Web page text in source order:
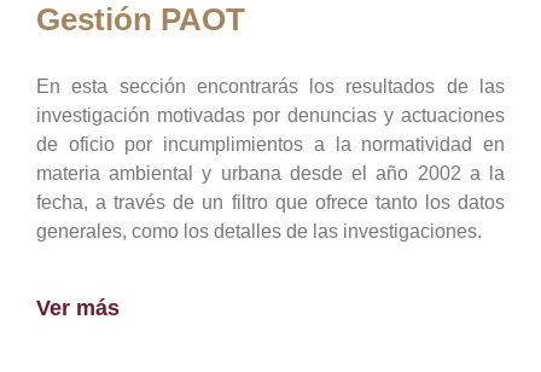
Gestión PAOT
En esta sección encontrarás los resultados de las
investigación motivadas por denuncias y actuaciones
de oficio por incumplimientos a la normatividad en
materia ambiental y urbana desde el año 2002 a la
fecha, a través de un filtro que ofrece tanto los datos
generales, como los detalles de las investigaciones.
Ver más